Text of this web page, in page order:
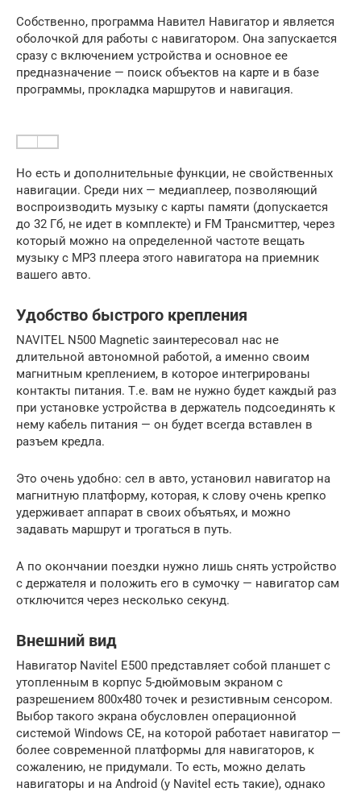
Собственно, программа Навител Навигатор и является
оболочкой для работы с навигатором. Она запускается
сразу с включением устройства и основное ее
предназначение — поиск объектов на карте и в базе
программы, прокладка маршрутов и навигация.
Но есть и дополнительные функции, не свойственных
навигации. Среди них — медиаплеер, позволяющий
воспроизводить музыку с карты памяти (допускается
до 32 Гб, не идет в комплекте) и FM Трансмиттер, через
который можно на определенной частоте вещать
музыку с MP3 плеера этого навигатора на приемник
вашего авто.
Удобство быстрого крепления
NAVITEL N500 Magnetic заинтересовал нас не
длительной автономной работой, а именно своим
магнитным креплением, в которое интегрированы
контакты питания. Т.е. вам не нужно будет каждый раз
при установке устройства в держатель подсоединять к
нему кабель питания — он будет всегда вставлен в
разъем кредла.
Это очень удобно: сел в авто, установил навигатор на
магнитную платформу, которая, к слову очень крепко
удерживает аппарат в своих объятьях, и можно
задавать маршрут и трогаться в путь.
А по окончании поездки нужно лишь снять устройство
с держателя и положить его в сумочку — навигатор сам
отключится через несколько секунд.
Внешний вид
Навигатор Navitel E500 представляет собой планшет с
утопленным в корпус 5-дюймовым экраном с
разрешением 800х480 точек и резистивным сенсором.
Выбор такого экрана обусловлен операционной
системой Windows CE, на которой работает навигатор —
более современной платформы для навигаторов, к
сожалению, не придумали. То есть, можно делать
навигаторы и на Android (у Navitel есть такие), однако